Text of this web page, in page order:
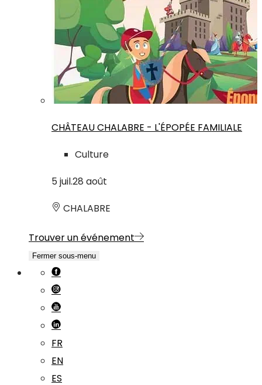
CHÂTEAU CHALABRE - L'ÉPOPÉE FAMILIALE
Culture
5 juil.28 août
CHALABRE
Trouver un événement
Fermer sous-menu
FR
EN
ES